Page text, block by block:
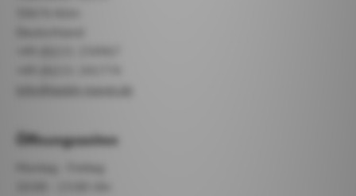
info@teddy-travel.de
Öffnungszeiten